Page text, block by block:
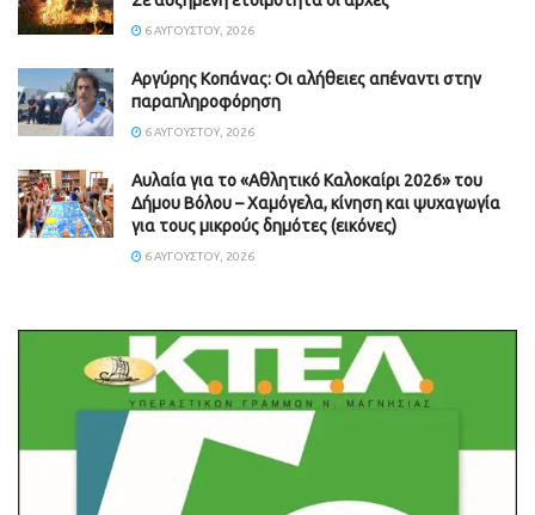
6 ΑΥΓΟΎΣΤΟΥ, 2026
Aργύρης Κοπάνας: Οι αλήθειες απέναντι στην
παραπληροφόρηση
6 ΑΥΓΟΎΣΤΟΥ, 2026
Αυλαία για το «Αθλητικό Καλοκαίρι 2026» του
Δήμου Βόλου – Χαμόγελα, κίνηση και ψυχαγωγία
για τους μικρούς δημότες (εικόνες)
6 ΑΥΓΟΎΣΤΟΥ, 2026